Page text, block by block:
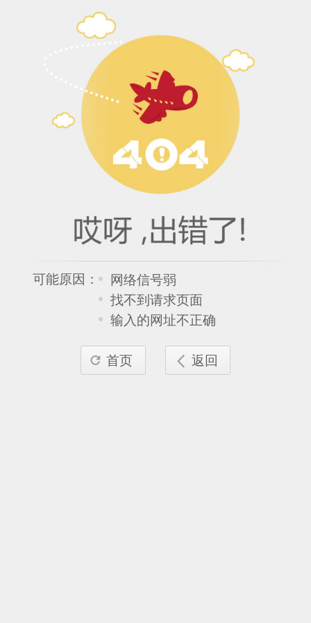
可能原因：
网络信号弱
找不到请求页面
输入的网址不正确
 首页  返回